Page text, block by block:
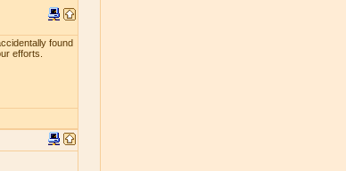
found
efforts.